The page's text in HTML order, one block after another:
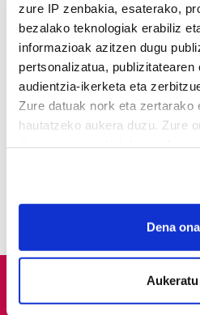
zure IP zenbakia, esaterako,
bezalako teknologiak erabiliz
informazioak azitzen dugu
pertsonalizatua, publizitatearen
audientzia-ikerketa eta
Zure datuak nork eta zertarako
hautatzeko aukera duzu. Zure
If you allow, we would also like
Collect information
meters
Identify your device by
specific characteristics
Dena
Aukeratu
Azken egunetako
1
KASek salatu
Udaltzaingoa
jazartu dela
2 Dunkel und
Donostiarrek